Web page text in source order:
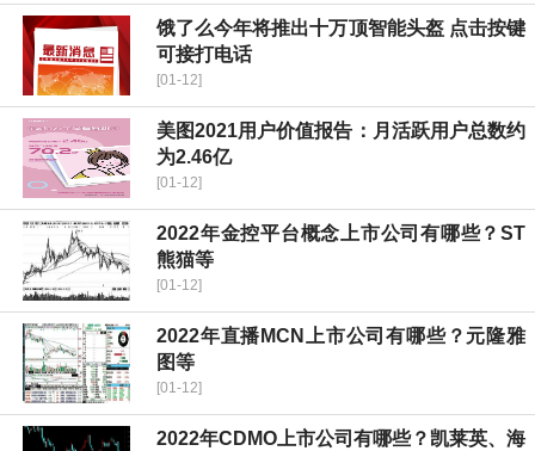
饿了么今年将推出十万顶智能头盔 点击按键
可接打电话
[01-12]
美图2021用户价值报告：月活跃用户总数约
为2.46亿
[01-12]
2022年金控平台概念上市公司有哪些？ST
熊猫等
[01-12]
2022年直播MCN上市公司有哪些？元隆雅
图等
[01-12]
2022年CDMO上市公司有哪些？凯莱英、海